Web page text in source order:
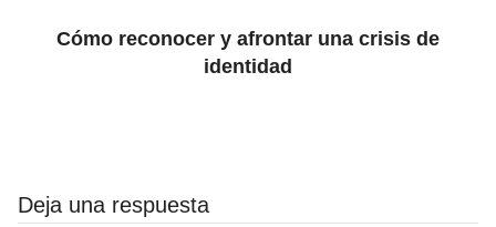
Cómo reconocer y afrontar una crisis de
identidad
Deja una respuesta